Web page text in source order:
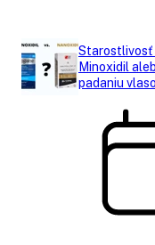
Starostlivosť
Minoxidil
padaniu